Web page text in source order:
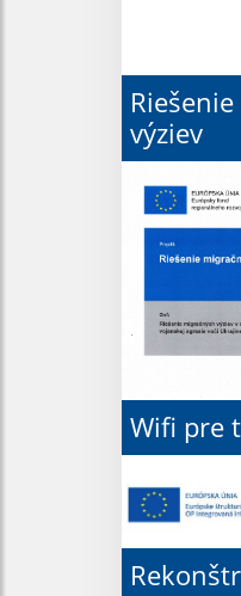
výziev
Wifi pre